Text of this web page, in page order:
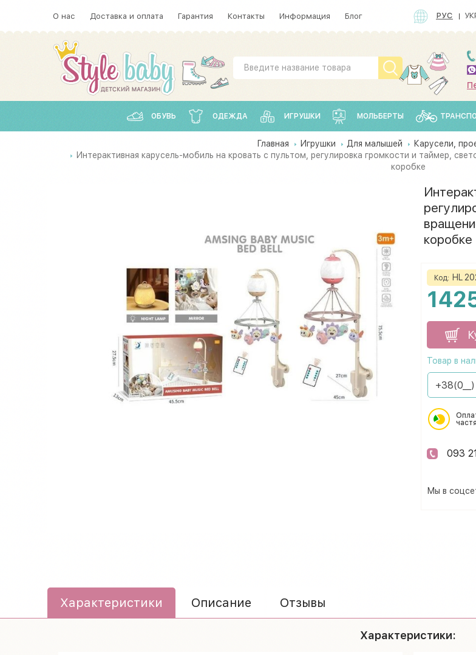
О нас Доставка и оплата Гарантия Контакты Информация Блог РУС
ОБУВЬ ОДЕЖДА ИГРУШКИ МОЛЬБЕРТЫ
Главная Игрушки Для малышей
Карусели,
Интерактивная карусель-мобиль на кровать с пультом, регулировка громкости и таймер,
коробке
коробке
Код: HL
Товар в
093
Мы в
Характеристики Описание Отзывы
Характеристики: